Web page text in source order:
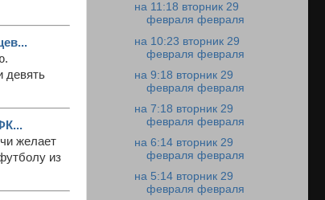
девять
желает
из
на 11:18 вторник 29
февраля февраля
на 10:23 вторник 29
февраля февраля
на 9:18 вторник 29
февраля февраля
на 7:18 вторник 29
февраля февраля
на 6:14 вторник 29
февраля февраля
на 5:14 вторник 29
февраля февраля